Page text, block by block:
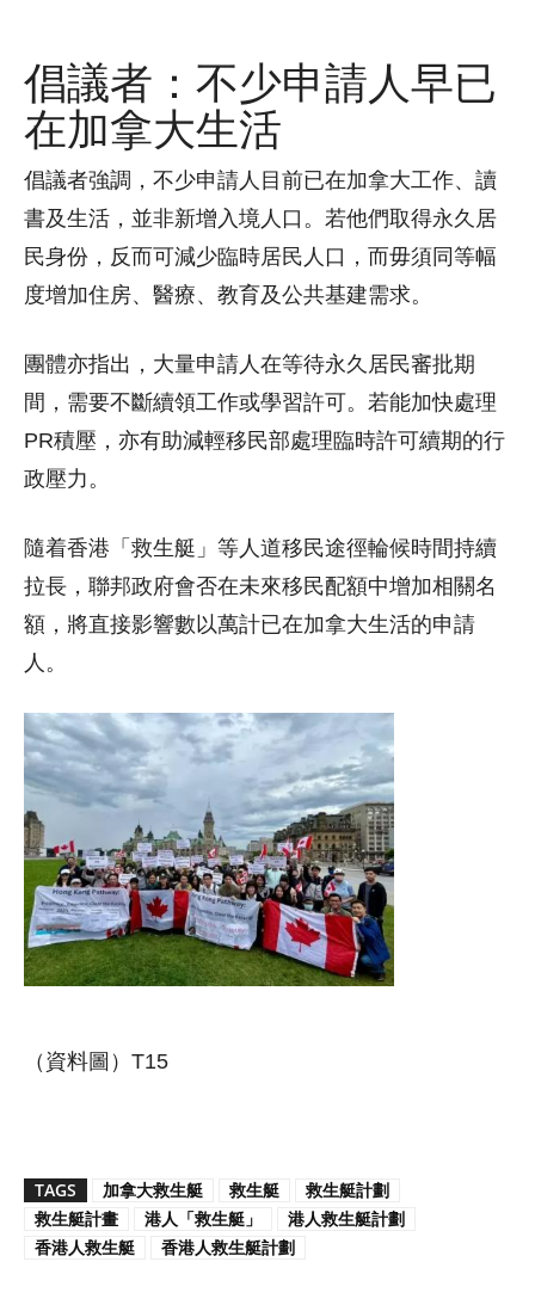
倡議者：不少申請人早已
在加拿大生活
倡議者強調，不少申請人目前已在加拿大工作、讀
書及生活，並非新增入境人口。若他們取得永久居
民身份，反而可減少臨時居民人口，而毋須同等幅
度增加住房、醫療、教育及公共基建需求。
團體亦指出，大量申請人在等待永久居民審批期
間，需要不斷續領工作或學習許可。若能加快處理
PR積壓，亦有助減輕移民部處理臨時許可續期的行
政壓力。
隨着香港「救生艇」等人道移民途徑輪候時間持續
拉長，聯邦政府會否在未來移民配額中增加相關名
額，將直接影響數以萬計已在加拿大生活的申請
人。
（資料圖）T15
TAGS 加拿大救生艇 救生艇
救生艇計劃
救生艇計畫
港人「救生艇」
港人救生艇計劃
香港人救生艇
香港人救生艇計劃